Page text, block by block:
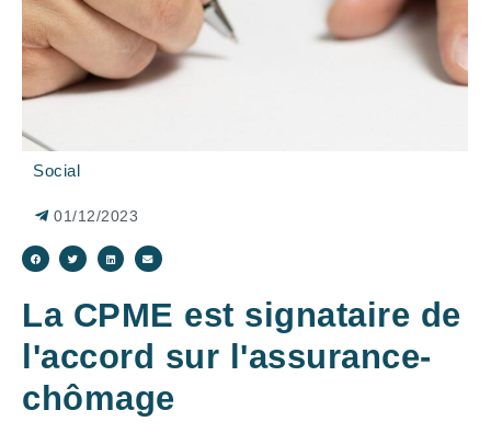
Social
01/12/2023
La CPME est signataire de
l'accord sur l'assurance-
chômage